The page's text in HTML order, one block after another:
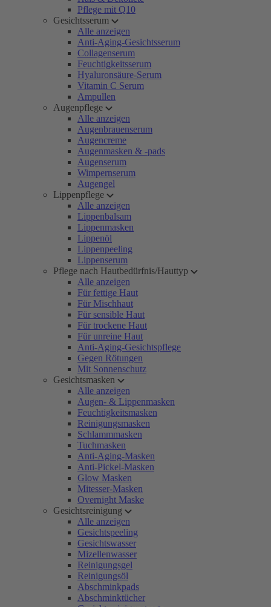
Pflege mit Q10
Gesichtsserum
Alle anzeigen
Anti-Aging-Gesichtsserum
Collagenserum
Feuchtigkeitsserum
Hyaluronsäure-Serum
Vitamin C Serum
Ampullen
Augenpflege
Alle anzeigen
Augenbrauenserum
Augencreme
Augenmasken & -pads
Augenserum
Wimpernserum
Augengel
Lippenpflege
Alle anzeigen
Lippenbalsam
Lippenmasken
Lippenöl
Lippenpeeling
Lippenserum
Pflege nach Hautbedürfnis/Hauttyp
Alle anzeigen
Für fettige Haut
Für Mischhaut
Für sensible Haut
Für trockene Haut
Für unreine Haut
Anti-Aging-Gesichtspflege
Gegen Rötungen
Mit Sonnenschutz
Gesichtsmasken
Alle anzeigen
Augen- & Lippenmasken
Feuchtigkeitsmasken
Reinigungsmasken
Schlammmasken
Tuchmasken
Anti-Aging-Masken
Anti-Pickel-Masken
Glow Masken
Mitesser-Masken
Overnight Maske
Gesichtsreinigung
Alle anzeigen
Gesichtspeeling
Gesichtswasser
Mizellenwasser
Reinigungsgel
Reinigungsöl
Abschminkpads
Abschminktücher